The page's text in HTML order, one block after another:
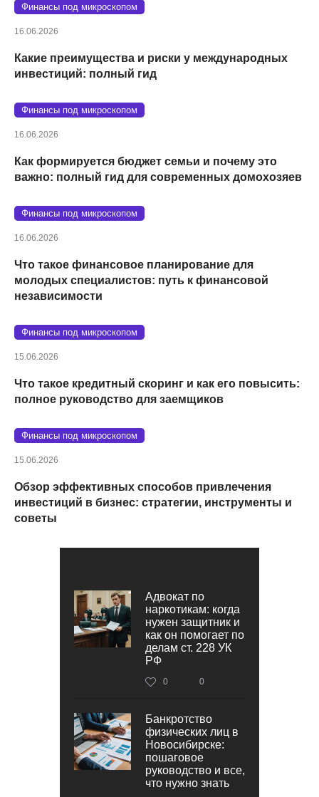
Финансы под микроскопом
16.06.2026
Какие преимущества и риски у международных
инвестиций: полный гид
Финансы под микроскопом
16.06.2026
Как формируется бюджет семьи и почему это
важно: полный гид для современных домохозяев
Финансы под микроскопом
16.06.2026
Что такое финансовое планирование для
молодых специалистов: путь к финансовой
независимости
Финансы под микроскопом
15.06.2026
Что такое кредитный скоринг и как его повысить:
полное руководство для заемщиков
Финансы под микроскопом
15.06.2026
Обзор эффективных способов привлечения
инвестиций в бизнес: стратегии, инструменты и
советы
Адвокат по
наркотикам: когда
нужен защитник и
как он помогает по
делам ст. 228 УК
РФ
0 0
Банкротство
физических лиц в
Новосибирске:
пошаговое
руководство и все,
что нужно знать